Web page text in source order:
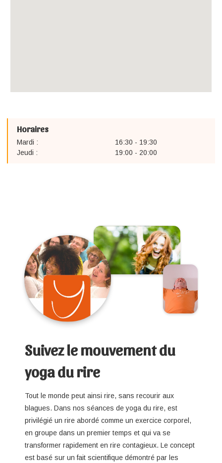
Horaires
Mardi :
16:30 - 19:30
Jeudi :
19:00 - 20:00
Suivez le mouvement du
yoga du rire
Tout le monde peut ainsi rire, sans recourir aux
blagues. Dans nos séances de yoga du rire, est
privilégié un rire abordé comme un exercice corporel,
en groupe dans un premier temps et qui va se
transformer rapidement en rire contagieux. Le concept
est basé sur un fait scientifique démontré par les